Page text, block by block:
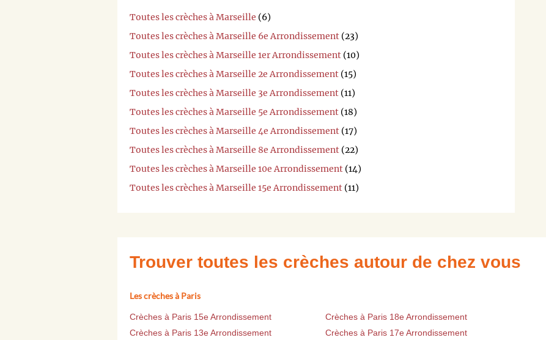
Toutes les crèches à Marseille (6)
Toutes les crèches à Marseille 6e Arrondissement (23)
Toutes les crèches à Marseille 1er Arrondissement (10)
Toutes les crèches à Marseille 2e Arrondissement (15)
Toutes les crèches à Marseille 3e Arrondissement (11)
Toutes les crèches à Marseille 5e Arrondissement (18)
Toutes les crèches à Marseille 4e Arrondissement (17)
Toutes les crèches à Marseille 8e Arrondissement (22)
Toutes les crèches à Marseille 10e Arrondissement (14)
Toutes les crèches à Marseille 15e Arrondissement (11)
Trouver toutes les crèches autour de chez vous
Les crèches à Paris
Crèches à Paris 15e Arrondissement
Crèches à Paris 18e Arrondissement
Crèches à Paris 13e Arrondissement
Crèches à Paris 17e Arrondissement